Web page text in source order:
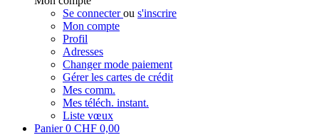
Se connecterou s'inscrire
Mon compte
Profil
Adresses
Changer mode paiement
Gérer les cartes de crédit
Mes comm.
Mes téléch. instant.
Liste vœux
Panier0 CHF 0,00